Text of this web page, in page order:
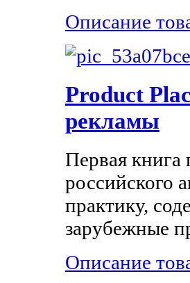
Описание
Product
рекламы
Первая книга
российского
практику,
зарубежные
Описание